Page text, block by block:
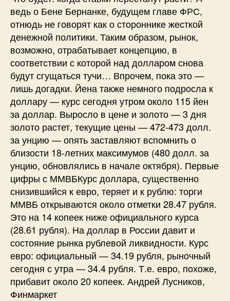
ведь о Бене Бернанке, будущем главе ФРС,
отнюдь не говорят как о стороннике жесткой
денежной политики. Таким образом, рынок,
возможно, отрабатывает концепцию, в
соответствии с которой над долларом снова
будут сгущаться тучи… Впрочем, пока это —
лишь догадки. Йена также немного подросла к
доллару — курс сегодня утром около 115 йен
за доллар. Выросло в цене и золото — 3 дня
золото растет, текущие цены — 472-473 долл.
за унцию — опять заставляют вспомнить о
близости 18-летних максимумов (480 долл. за
унцию, обновлялись в начале октября). Первые
цифры с ММВБКурс доллара, существенно
снизившийся к евро, теряет и к рублю: торги
ММВБ открываются около отметки 28.47 рубля.
Это на 14 копеек ниже официального курса
(28.61 рубля). На доллар в России давит и
состояние рынка рублевой ликвидности. Курс
евро: официальный — 34.19 рубля, рыночный
сегодня с утра — 34.4 рубля. Т.е. евро, похоже,
прибавит около 20 копеек. Андрей Лусников,
Финмаркет